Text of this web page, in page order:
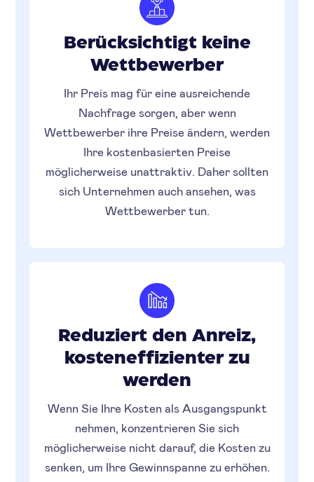
Berücksichtigt keine
Wettbewerber
Ihr Preis mag für eine ausreichende
Nachfrage sorgen, aber wenn
Wettbewerber ihre Preise ändern, werden
Ihre kostenbasierten Preise
möglicherweise unattraktiv. Daher sollten
sich Unternehmen auch ansehen, was
Wettbewerber tun.
Reduziert den Anreiz,
kosteneffizienter zu
werden
Wenn Sie Ihre Kosten als Ausgangspunkt
nehmen, konzentrieren Sie sich
möglicherweise nicht darauf, die Kosten zu
senken, um Ihre Gewinnspanne zu erhöhen.